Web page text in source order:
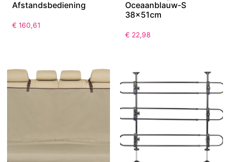
Afstandsbediening
€ 160,61
Oceaanblauw-S
38x51cm
€ 22,98